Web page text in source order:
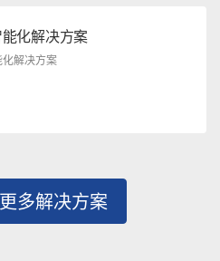
化解决方案
解决方案
多解决方案